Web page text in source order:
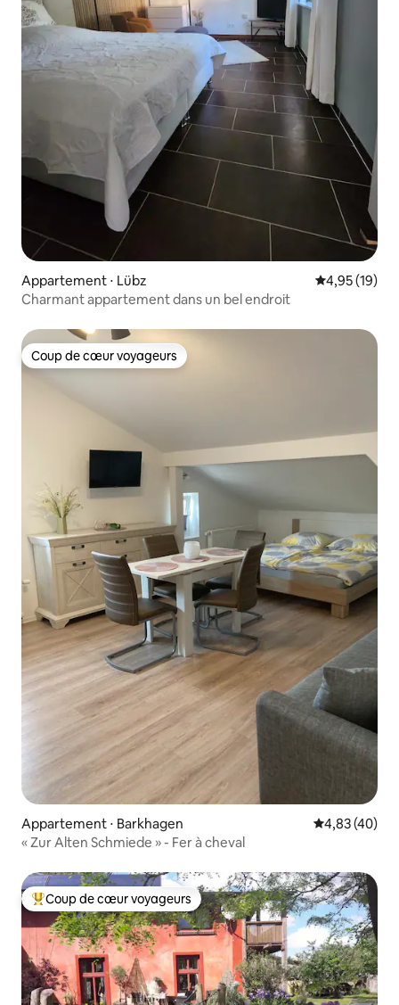
Appartement ⋅ Lübz Évaluation
4,95 (19)
Charmant appartement dans un bel endroit
Coup de cœur voyageurs
Coup de cœur voyageurs
Appartement ⋅ Barkhagen Évaluation
4,83 (40)
« Zur Alten Schmiede » - Fer à cheval
Coups de cœur voyageurs les plus appréciés
Coup de cœur voyageurs